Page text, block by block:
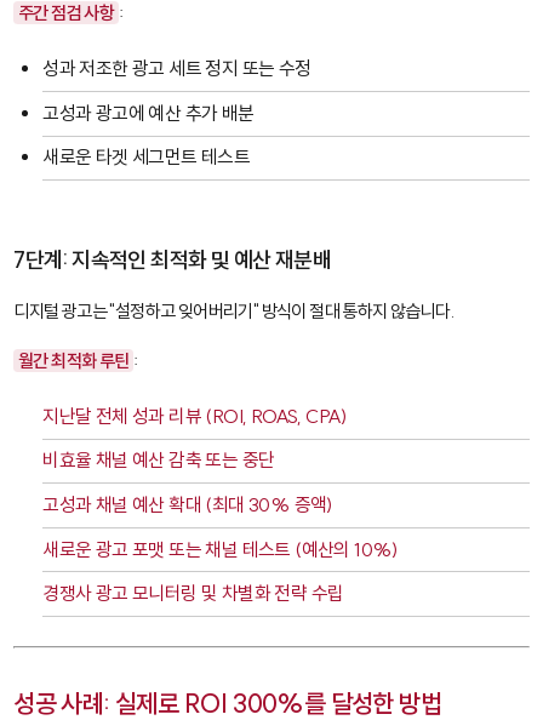
주간 점검 사항 :
성과 저조한 광고 세트 정지 또는 수정
고성과 광고에 예산 추가 배분
새로운 타겟 세그먼트 테스트
7단계: 지속적인 최적화 및 예산 재분배
디지털 광고는 "설정하고 잊어버리기" 방식이 절대 통하지 않습니다.
월간 최적화 루틴 :
지난달 전체 성과 리뷰 (ROI, ROAS, CPA)
비효율 채널 예산 감축 또는 중단
고성과 채널 예산 확대 (최대 30% 증액)
새로운 광고 포맷 또는 채널 테스트 (예산의 10%)
경쟁사 광고 모니터링 및 차별화 전략 수립
성공 사례: 실제로 ROI 300%를 달성한 방법